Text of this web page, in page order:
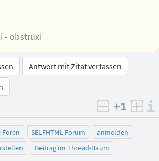
- obstruxi
Antwort mit Zitat verfassen
negativ
+1
Foren SELFHTML-Forum
anmelden
Beitrag im Thread-Baum